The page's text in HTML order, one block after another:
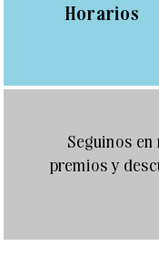
Horarios
Seguinos
premios y